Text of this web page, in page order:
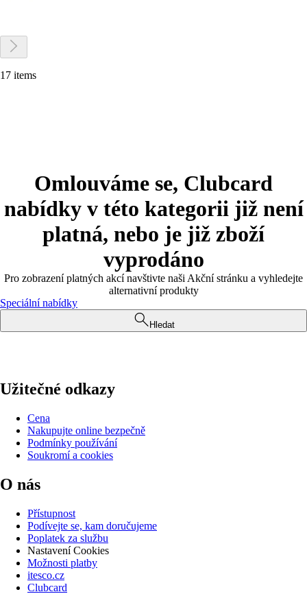
17 items
Omlouváme se, Clubcard
nabídky v této kategorii již není
platná, nebo je již zboží
vyprodáno
Pro zobrazení platných akcí navštivte naši Akční stránku a vyhledejte
alternativní produkty
Speciální nabídky
Hledat
Užitečné odkazy
Cena
Nakupujte online bezpečně
Podmínky používání
Soukromí a cookies
O nás
Přístupnost
Podívejte se, kam doručujeme
Poplatek za službu
Nastavení Cookies
Možnosti platby
itesco.cz
Clubcard